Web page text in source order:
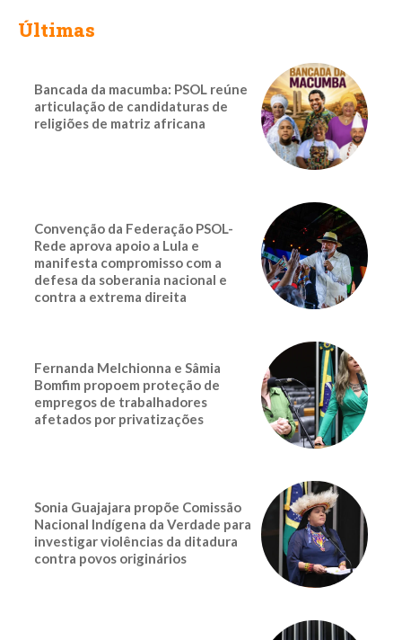
Últimas
Bancada da macumba: PSOL reúne
articulação de candidaturas de
religiões de matriz africana
Convenção da Federação PSOL-
Rede aprova apoio a Lula e
manifesta compromisso com a
defesa da soberania nacional e
contra a extrema direita
Fernanda Melchionna e Sâmia
Bomfim propoem proteção de
empregos de trabalhadores
afetados por privatizações
Sonia Guajajara propõe Comissão
Nacional Indígena da Verdade para
investigar violências da ditadura
contra povos originários